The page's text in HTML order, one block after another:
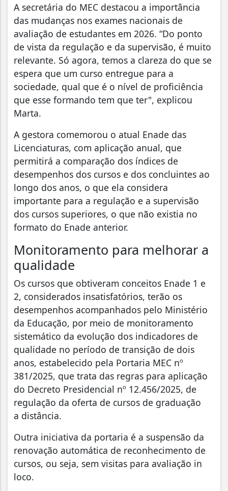
A secretária do MEC destacou a importância
das mudanças nos exames nacionais de
avaliação de estudantes em 2026. “Do ponto
de vista da regulação e da supervisão, é muito
relevante. Só agora, temos a clareza do que se
espera que um curso entregue para a
sociedade, qual que é o nível de proficiência
que esse formando tem que ter", explicou
Marta.
A gestora comemorou o atual Enade das
Licenciaturas, com aplicação anual, que
permitirá a comparação dos índices de
desempenhos dos cursos e dos concluintes ao
longo dos anos, o que ela considera
importante para a regulação e a supervisão
dos cursos superiores, o que não existia no
formato do Enade anterior.
Monitoramento para melhorar a
qualidade
Os cursos que obtiveram conceitos Enade 1 e
2, considerados insatisfatórios, terão os
desempenhos acompanhados pelo Ministério
da Educação, por meio de monitoramento
sistemático da evolução dos indicadores de
qualidade no período de transição de dois
anos, estabelecido pela Portaria MEC nº
381/2025, que trata das regras para aplicação
do Decreto Presidencial nº 12.456/2025, de
regulação da oferta de cursos de graduação
a distância.
Outra iniciativa da portaria é a suspensão da
renovação automática de reconhecimento de
cursos, ou seja, sem visitas para avaliação in
loco.